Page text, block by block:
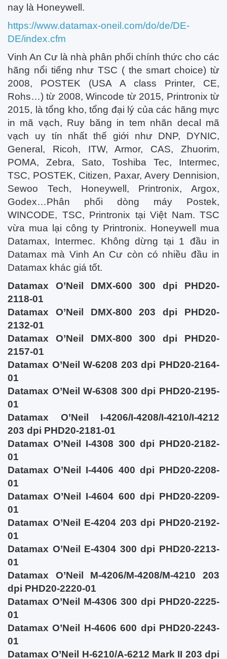
nay là Honeywell.
https://www.datamax-oneil.com/do/de/DE-
DE/index.cfm
Vinh An Cư là nhà phân phối chính thức cho các
hãng nổi tiếng như TSC ( the smart choice) từ
2008, POSTEK (USA A class Printer, CE,
Rohs…) từ 2008, Wincode từ 2015, Printronix từ
2015, là tổng kho, tổng đại lý của các hãng mực
in mã vạch, Ruy băng in tem nhãn decal mã
vạch uy tín nhất thế giới như DNP, DYNIC,
General, Ricoh, ITW, Armor, CAS, Zhuorim,
POMA, Zebra, Sato, Toshiba Tec, Intermec,
TSC, POSTEK, Citizen, Paxar, Avery Dennision,
Sewoo Tech, Honeywell, Printronix, Argox,
Godex…Phân phối dòng máy Postek,
WINCODE, TSC, Printronix tại Việt Nam. TSC
vừa mua lại công ty Printronix. Honeywell mua
Datamax, Intermec. Không dừng tại 1 đầu in
Datamax mà Vinh An Cư còn có nhiều đầu in
Datamax khác giá tốt.
Datamax O’Neil DMX-600 300 dpi PHD20-
2118-01
Datamax O’Neil DMX-800 203 dpi PHD20-
2132-01
Datamax O’Neil DMX-800 300 dpi PHD20-
2157-01
Datamax O’Neil W-6208 203 dpi PHD20-2164-
01
Datamax O’Neil W-6308 300 dpi PHD20-2195-
01
Datamax O’Neil I-4206/I-4208/I-4210/I-4212
203 dpi PHD20-2181-01
Datamax O’Neil I-4308 300 dpi PHD20-2182-
01
Datamax O’Neil I-4406 400 dpi PHD20-2208-
01
Datamax O’Neil I-4604 600 dpi PHD20-2209-
01
Datamax O’Neil E-4204 203 dpi PHD20-2192-
01
Datamax O’Neil E-4304 300 dpi PHD20-2213-
01
Datamax O’Neil M-4206/M-4208/M-4210 203
dpi PHD20-2220-01
Datamax O’Neil M-4306 300 dpi PHD20-2225-
01
Datamax O’Neil H-4606 600 dpi PHD20-2243-
01
Datamax O’Neil H-6210/A-6212 Mark II 203 dpi